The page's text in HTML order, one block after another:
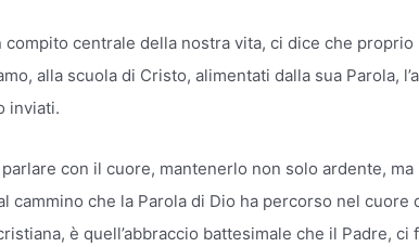
compito centrale della nostra vita, ci dice che
alla scuola di Cristo, alimentati dalla sua Parola,
inviati.
con il cuore, mantenerlo non solo ardente,
cammino che la Parola di Dio ha percorso nel cuore
è quell’abbraccio battesimale che il Padre, ci